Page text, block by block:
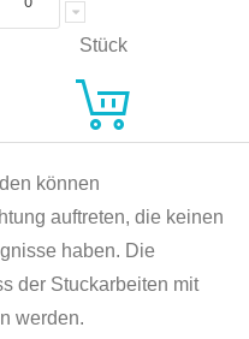
Stück
können
auftreten, die keinen
haben. Die
der Stuckarbeiten mit
werden.